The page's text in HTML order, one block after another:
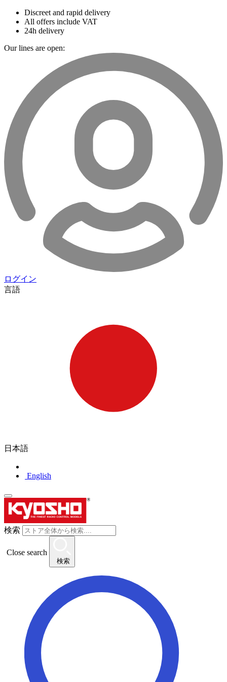
Discreet and rapid delivery
All offers include VAT
24h delivery
Our lines are open:
ログイン
言語
日本語
English
検索
Close search
検索